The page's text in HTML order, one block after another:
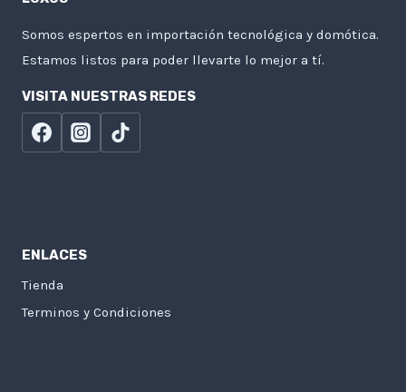
Somos espertos en importación tecnológica y domótica.
Estamos listos para poder llevarte lo mejor a tí.
VISITA NUESTRAS REDES
ENLACES
Tienda
Terminos y Condiciones